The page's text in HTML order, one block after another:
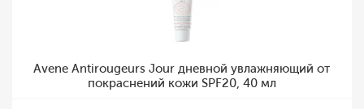
Avene Antirougeurs Jour дневной увлажняющий от
покраснений кожи SPF20, 40 мл